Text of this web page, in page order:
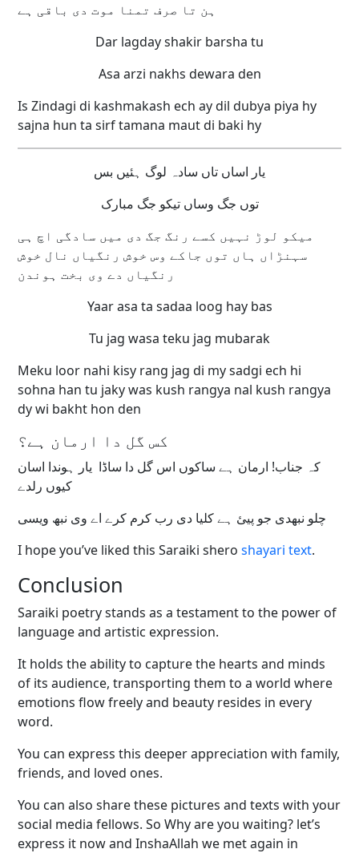
ہن تا صرف تمنا موت دی باقی ہے
Dar lagday shakir barsha tu
Asa arzi nakhs dewara den
Is Zindagi di kashmakash ech ay dil dubya piya hy
sajna hun ta sirf tamana maut di baki hy
یار اساں تاں سادہ لوگ ہئیں بس
توں جگ وساں تیکو جگ مبارک
میکو لوڑ نہیں کسے رنگ جگ دی میں سادگی اچ ہی
سہنڑاں ہاں توں جاکے وس خوش رنگیاں نال خوش
رنگیاں دے وی بخت ہوندن
Yaar asa ta sadaa loog hay bas
Tu jag wasa teku jag mubarak
Meku loor nahi kisy rang jag di my sadgi ech hi
sohna han tu jaky was kush rangya nal kush rangya
dy wi bakht hon den
کس گل دا ارمان ہے؟
کہ جناب! ارمان ہے ساکوں اس گل دا ساڈا یار ہوندا اسان
کیوں رلدے
چلو نبھدی جو پیئ ہے کلیا دی رب کرم کرے اے وی نبھ ویسی
I hope you’ve liked this Saraiki sheroshayari text.
Conclusion
Saraiki poetry stands as a testament to the power of
language and artistic expression.
It holds the ability to capture the hearts and minds
of its audience, transporting them to a world where
emotions flow freely and beauty resides in every
word.
You can express this deeper appreciation with family,
friends, and loved ones.
You can also share these pictures and texts with your
social media fellows. So Why are you waiting? let’s
express it now and InshaAllah we met again in